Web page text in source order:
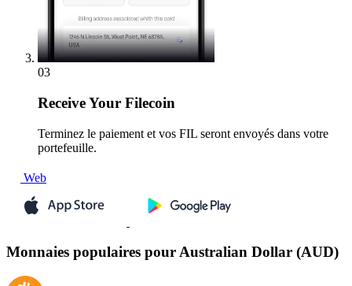
03
ReceiveYour Filecoin
Terminez le paiement et vos FIL seront envoyés dans votre
portefeuille.
Web
Monnaies populaires pour Australian Dollar (AUD)